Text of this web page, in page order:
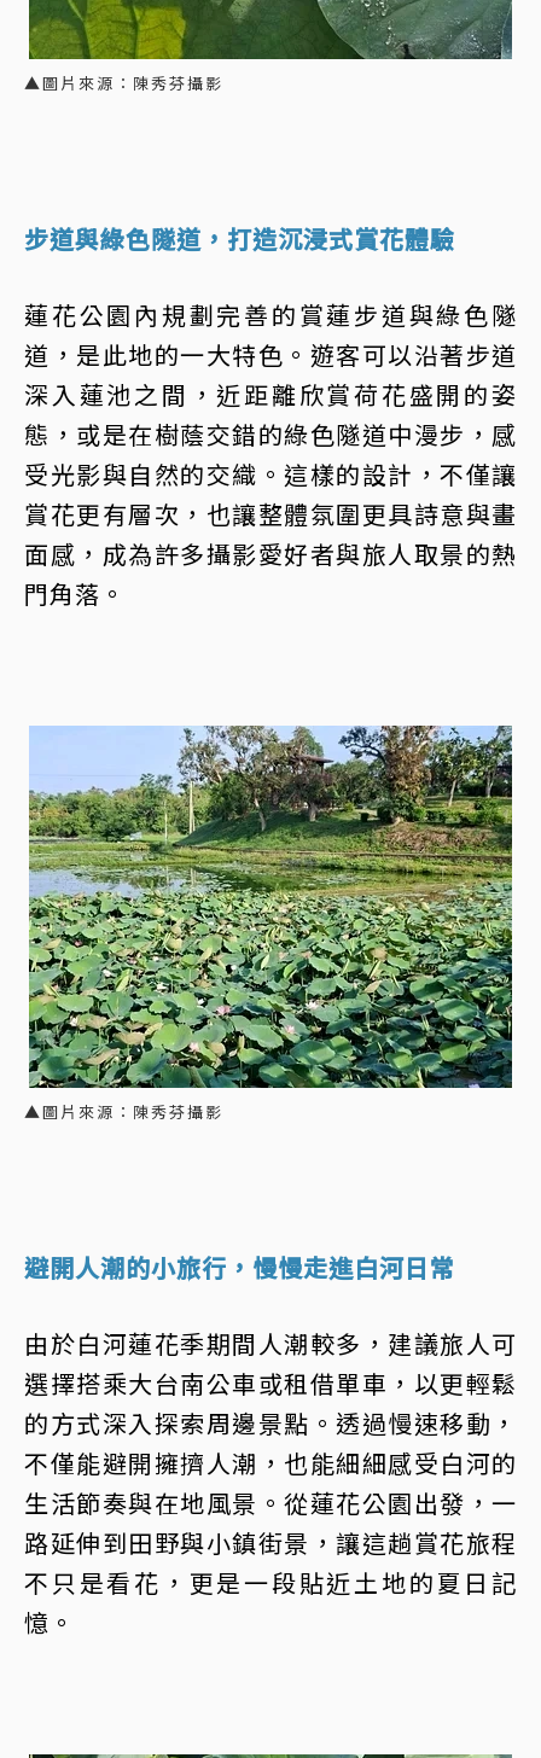
▲圖片來源：陳秀芬攝影
步道與綠色隧道，打造沉浸式賞花體驗
蓮花公園內規劃完善的賞蓮步道與綠色隧
道，是此地的一大特色。遊客可以沿著步道
深入蓮池之間，近距離欣賞荷花盛開的姿
態，或是在樹蔭交錯的綠色隧道中漫步，感
受光影與自然的交織。這樣的設計，不僅讓
賞花更有層次，也讓整體氛圍更具詩意與畫
面感，成為許多攝影愛好者與旅人取景的熱
門角落。
▲圖片來源：陳秀芬攝影
避開人潮的小旅行，慢慢走進白河日常
由於白河蓮花季期間人潮較多，建議旅人可
選擇搭乘大台南公車或租借單車，以更輕鬆
的方式深入探索周邊景點。透過慢速移動，
不僅能避開擁擠人潮，也能細細感受白河的
生活節奏與在地風景。從蓮花公園出發，一
路延伸到田野與小鎮街景，讓這趟賞花旅程
不只是看花，更是一段貼近土地的夏日記
憶。